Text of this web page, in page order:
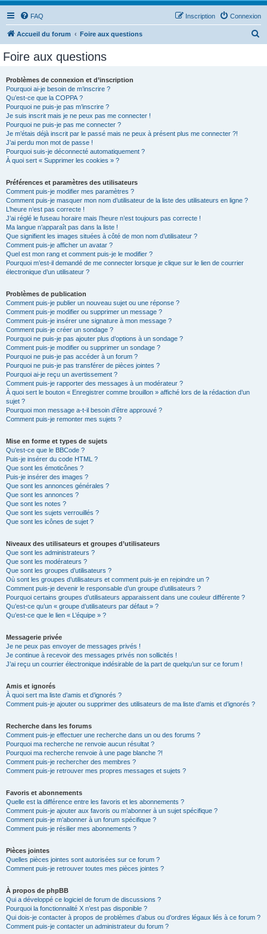
FAQ Connexion
Inscription
Accueil du forum Foire aux questions
Foire aux questions
Problèmes de connexion et d’inscription
Pourquoi ai-je besoin de m’inscrire ?
Qu’est-ce que la COPPA ?
Pourquoi ne puis-je pas m’inscrire ?
Je suis inscrit mais je ne peux pas me connecter !
Pourquoi ne puis-je pas me connecter ?
Je m’étais déjà inscrit par le passé mais ne peux à présent plus me connecter ?!
J’ai perdu mon mot de passe !
Pourquoi suis-je déconnecté automatiquement ?
À quoi sert « Supprimer les cookies » ?
Préférences et paramètres des utilisateurs
Comment puis-je modifier mes paramètres ?
Comment puis-je masquer mon nom d’utilisateur de la liste des utilisateurs en ligne ?
L’heure n’est pas correcte !
J’ai réglé le fuseau horaire mais l’heure n’est toujours pas correcte !
Ma langue n’apparaît pas dans la liste !
Que signifient les images situées à côté de mon nom d’utilisateur ?
Comment puis-je afficher un avatar ?
Quel est mon rang et comment puis-je le modifier ?
Pourquoi m’est-il demandé de me connecter lorsque je clique sur le lien de courrier
électronique d’un utilisateur ?
Problèmes de publication
Comment puis-je publier un nouveau sujet ou une réponse ?
Comment puis-je modifier ou supprimer un message ?
Comment puis-je insérer une signature à mon message ?
Comment puis-je créer un sondage ?
Pourquoi ne puis-je pas ajouter plus d’options à un sondage ?
Comment puis-je modifier ou supprimer un sondage ?
Pourquoi ne puis-je pas accéder à un forum ?
Pourquoi ne puis-je pas transférer de pièces jointes ?
Pourquoi ai-je reçu un avertissement ?
Comment puis-je rapporter des messages à un modérateur ?
À quoi sert le bouton « Enregistrer comme brouillon » affiché lors de la rédaction d’un
sujet ?
Pourquoi mon message a-t-il besoin d’être approuvé ?
Comment puis-je remonter mes sujets ?
Mise en forme et types de sujets
Qu’est-ce que le BBCode ?
Puis-je insérer du code HTML ?
Que sont les émoticônes ?
Puis-je insérer des images ?
Que sont les annonces générales ?
Que sont les annonces ?
Que sont les notes ?
Que sont les sujets verrouillés ?
Que sont les icônes de sujet ?
Niveaux des utilisateurs et groupes d’utilisateurs
Que sont les administrateurs ?
Que sont les modérateurs ?
Que sont les groupes d’utilisateurs ?
Où sont les groupes d’utilisateurs et comment puis-je en rejoindre un ?
Comment puis-je devenir le responsable d’un groupe d’utilisateurs ?
Pourquoi certains groupes d’utilisateurs apparaissent dans une couleur différente ?
Qu’est-ce qu’un « groupe d’utilisateurs par défaut » ?
Qu’est-ce que le lien « L’équipe » ?
Messagerie privée
Je ne peux pas envoyer de messages privés !
Je continue à recevoir des messages privés non sollicités !
J’ai reçu un courrier électronique indésirable de la part de quelqu’un sur ce forum !
Amis et ignorés
À quoi sert ma liste d’amis et d’ignorés ?
Comment puis-je ajouter ou supprimer des utilisateurs de ma liste d’amis et d’ignorés ?
Recherche dans les forums
Comment puis-je effectuer une recherche dans un ou des forums ?
Pourquoi ma recherche ne renvoie aucun résultat ?
Pourquoi ma recherche renvoie à une page blanche ?!
Comment puis-je rechercher des membres ?
Comment puis-je retrouver mes propres messages et sujets ?
Favoris et abonnements
Quelle est la différence entre les favoris et les abonnements ?
Comment puis-je ajouter aux favoris ou m’abonner à un sujet spécifique ?
Comment puis-je m’abonner à un forum spécifique ?
Comment puis-je résilier mes abonnements ?
Pièces jointes
Quelles pièces jointes sont autorisées sur ce forum ?
Comment puis-je retrouver toutes mes pièces jointes ?
À propos de phpBB
Qui a développé ce logiciel de forum de discussions ?
Pourquoi la fonctionnalité X n’est pas disponible ?
Qui dois-je contacter à propos de problèmes d’abus ou d’ordres légaux liés à ce forum ?
Comment puis-je contacter un administrateur du forum ?